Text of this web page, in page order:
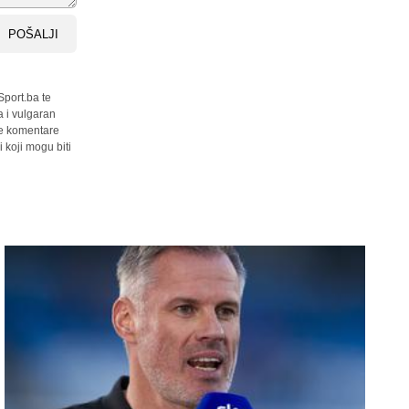
POŠALJI
te
i vulgaran
komentare
koji mogu biti